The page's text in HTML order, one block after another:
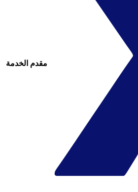
مقدم الخدمة